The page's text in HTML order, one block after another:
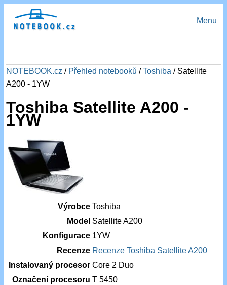
Menu
NOTEBOOK.cz / Přehled notebooků /Toshiba / Satellite
A200 - 1YW
Toshiba Satellite A200 -
1YW
Výrobce Toshiba
Model Satellite A200
Konfigurace 1YW
Recenze Recenze Toshiba Satellite A200
Instalovaný procesor Core 2 Duo
Označení procesoru T 5450